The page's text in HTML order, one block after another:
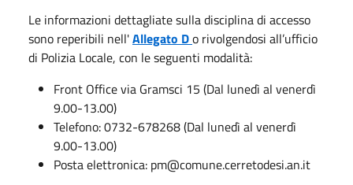
Le informazioni dettagliate sulla disciplina di accesso
sono reperibili nell'Allegato Do rivolgendosi all’ufficio
di Polizia Locale, con le seguenti modalità:
Front Office via Gramsci 15 (Dal lunedì al venerdì
9.00-13.00)
Telefono: 0732-678268 (Dal lunedì al venerdì
9.00-13.00)
Posta elettronica: pm@comune.cerretodesi.an.it